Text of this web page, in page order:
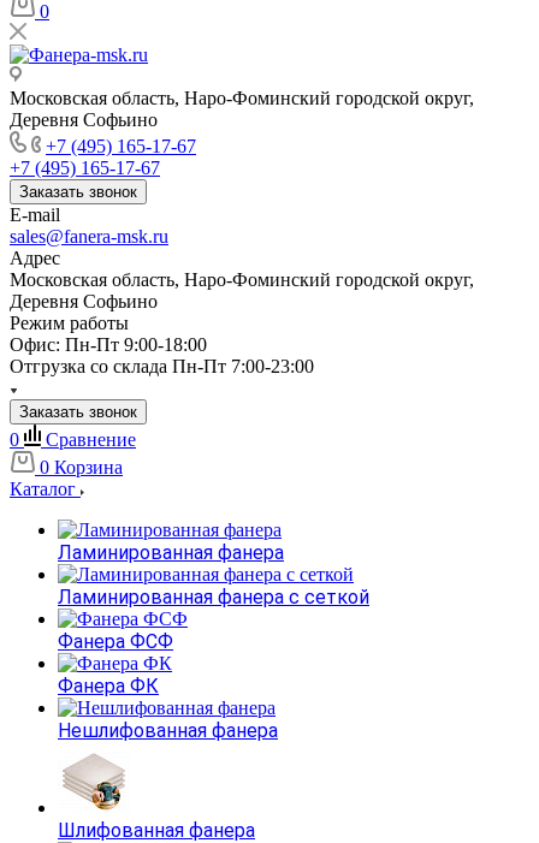
0
Московская область, Наро-Фоминский городской округ,
Деревня Софьино
+7 (495) 165-17-67
+7 (495) 165-17-67
Заказать звонок
E-mail
sales@fanera-msk.ru
Адрес
Московская область, Наро-Фоминский городской округ,
Деревня Софьино
Режим работы
Офис: Пн-Пт 9:00-18:00
Отгрузка со склада Пн-Пт 7:00-23:00
Заказать звонок
0
Сравнение
0 Корзина
Каталог
Ламинированная фанера
Ламинированная фанера с сеткой
Фанера ФСФ
Фанера ФК
Нешлифованная фанера
Шлифованная фанера